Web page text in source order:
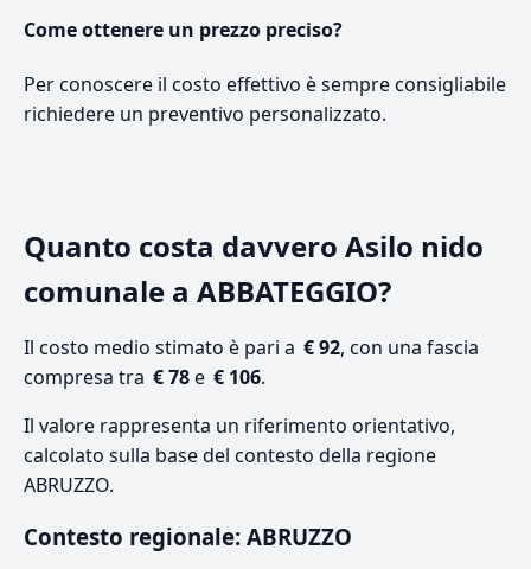
Come ottenere un prezzo preciso?
Per conoscere il costo effettivo è sempre consigliabile
richiedere un preventivo personalizzato.
Quanto costa davvero Asilo nido
comunale a ABBATEGGIO?
Il costo medio stimato è pari a € 92, con una fascia
compresa tra € 78e € 106.
Il valore rappresenta un riferimento orientativo,
calcolato sulla base del contesto della regione
ABRUZZO.
Contesto regionale: ABRUZZO